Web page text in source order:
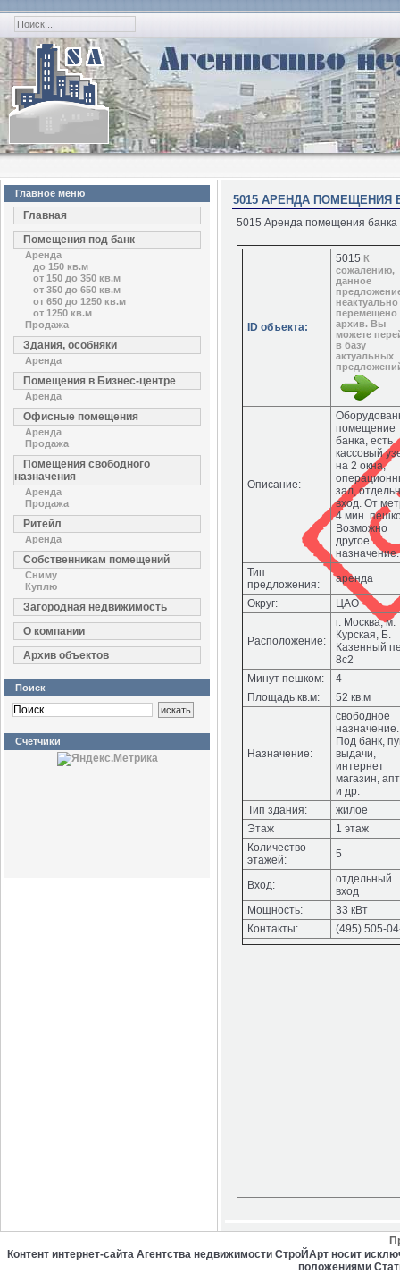
Главное меню
Главная
Помещения под банк
Аренда
до 150 кв.м
от 150 до 350 кв.м
от 350 до 650 кв.м
от 650 до 1250 кв.м
от 1250 кв.м
Продажа
Здания, особняки
Аренда
Помещения в Бизнес-центре
Аренда
Офисные помещения
Аренда
Продажа
Помещения свободного
назначения
Аренда
Продажа
Ритейл
Аренда
Собственникам помещений
Сниму
Куплю
Загородная недвижимость
О компании
Архив объектов
Поиск
Счетчики
5015 АРЕНДА ПОМЕЩЕНИЯ
5015 Аренда помещения банка
ID объекта:
5015 К
сожалению,
данное
перемещено
архив. Вы
можете
в базу
актуальных
Описание:
помещение
банка, есть
кассовый
на 2 окна,
зал,
вход. От
4 мин.
Возможно
другое
назначение.
Тип
предложения:
аренда
Округ:
ЦАО
Расположение:
г. Москва, м.
Курская, Б.
Казенный
8с2
Минут пешком:
4
Площадь кв.м:
52 кв.м
Назначение:
свободное
назначение.
Под банк,
выдачи,
интернет
магазин,
и др.
Тип здания:
жилое
Этаж
1 этаж
Количество
этажей:
5
Вход:
отдельный
вход
Мощность:
33 кВт
Контакты:
(495) 505-
Контент интернет-сайта Агентства недвижимости СтроЙАрт носит
положениями